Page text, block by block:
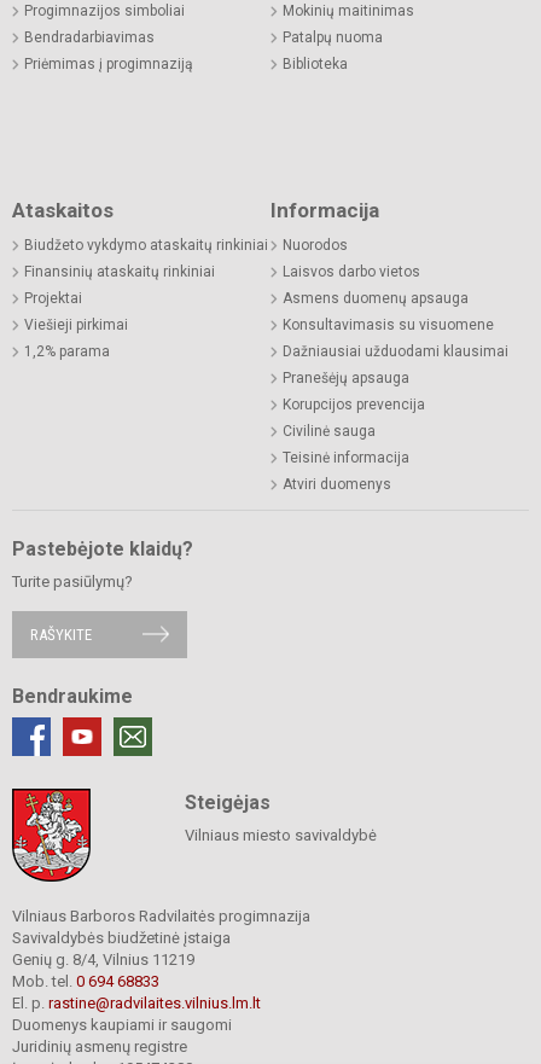
Progimnazijos simboliai
Bendradarbiavimas
Priėmimas į progimnaziją
Mokinių maitinimas
Patalpų nuoma
Biblioteka
Ataskaitos
Biudžeto vykdymo ataskaitų rinkiniai
Finansinių ataskaitų rinkiniai
Projektai
Viešieji pirkimai
1,2% parama
Informacija
Nuorodos
Laisvos darbo vietos
Asmens duomenų apsauga
Konsultavimasis su visuomene
Dažniausiai užduodami klausimai
Pranešėjų apsauga
Korupcijos prevencija
Civilinė sauga
Teisinė informacija
Atviri duomenys
Pastebėjote klaidų?
Turite pasiūlymų?
RAŠYKITE
Bendraukime
Steigėjas
Vilniaus miesto savivaldybė
Vilniaus Barboros Radvilaitės progimnazija
Savivaldybės biudžetinė įstaiga
Genių g. 8/4, Vilnius 11219
Mob. tel. 0 694 68833
El. p. rastine@radvilaites.vilnius.lm.lt
Duomenys kaupiami ir saugomi
Juridinių asmenų registre